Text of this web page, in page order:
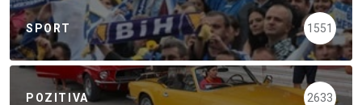
SPORT 1551
POZITIVA 2633